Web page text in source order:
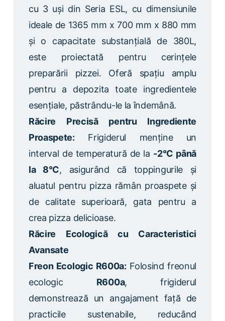
cu 3 uși din Seria ESL, cu dimensiunile
ideale de 1365 mm x 700 mm x 880 mm
și o capacitate substanțială de 380L,
este proiectată pentru cerințele
preparării pizzei. Oferă spațiu amplu
pentru a depozita toate ingredientele
esențiale, păstrându-le la îndemână.
Răcire Precisă pentru Ingrediente
Proaspete: Frigiderul menține un
interval de temperatură de la -2°C până
la 8°C, asigurând că toppingurile și
aluatul pentru pizza rămân proaspete și
de calitate superioară, gata pentru a
crea pizza delicioase.
Răcire Ecologică cu Caracteristici
Avansate
Freon Ecologic R600a: Folosind freonul
ecologic R600a, frigiderul
demonstrează un angajament față de
practicile sustenabile, reducând